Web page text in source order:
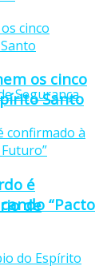
de
os cinco
Santo
é
“Pacto